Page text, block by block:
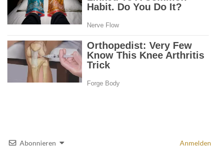
Abonnieren Anmelden